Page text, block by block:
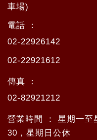
車場)
電話 ：
02-22926142
02-22921612
傳真 ：
02-82921212
營業時間 ： 星期一至
30，星期日公休